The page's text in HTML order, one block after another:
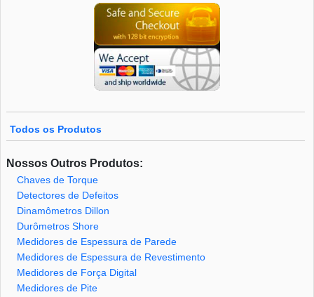
Todos os Produtos
Nossos Outros Produtos:
Chaves de Torque
Detectores de Defeitos
Dinamômetros Dillon
Durômetros Shore
Medidores de Espessura de Parede
Medidores de Espessura de Revestimento
Medidores de Força Digital
Medidores de Pite